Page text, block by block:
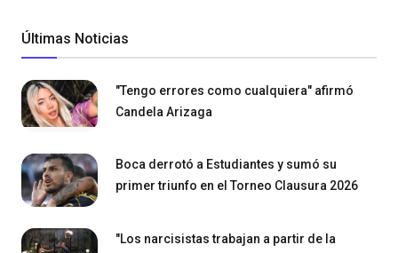
Últimas Noticias
"Tengo errores como cualquiera" afirmó
Candela Arizaga
Boca derrotó a Estudiantes y sumó su
primer triunfo en el Torneo Clausura 2026
"Los narcisistas trabajan a partir de la